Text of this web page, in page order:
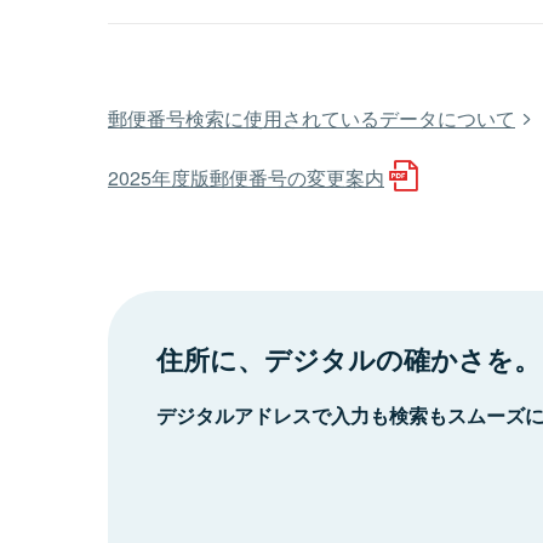
郵便番号検索に使用されているデータについて
2025年度版郵便番号の変更案内
住所に、デジタルの確かさを。
デジタルアドレスで入力も検索もスムーズ